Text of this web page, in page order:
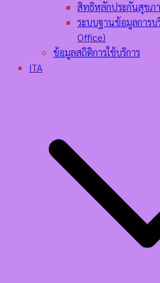
สิทธิหลักประกันสุขภ
ระบบฐานข้อมูลการบ
Office)
ข้อมูลสถิติการใช้บริการ
ITA